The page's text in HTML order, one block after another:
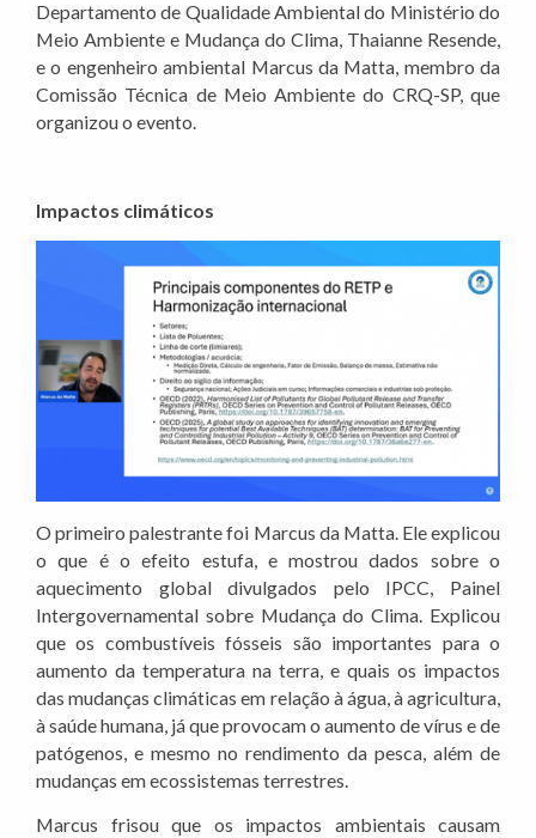
Departamento de Qualidade Ambiental do Ministério do
Meio Ambiente e Mudança do Clima, Thaianne Resende,
e o engenheiro ambiental Marcus da Matta, membro da
Comissão Técnica de Meio Ambiente do CRQ-SP, que
organizou o evento.
Impactos climáticos
O primeiro palestrante foi Marcus da Matta. Ele explicou
o que é o efeito estufa, e mostrou dados sobre o
aquecimento global divulgados pelo IPCC, Painel
Intergovernamental sobre Mudança do Clima. Explicou
que os combustíveis fósseis são importantes para o
aumento da temperatura na terra, e quais os impactos
das mudanças climáticas em relação à água, à agricultura,
à saúde humana, já que provocam o aumento de vírus e de
patógenos, e mesmo no rendimento da pesca, além de
mudanças em ecossistemas terrestres.
Marcus frisou que os impactos ambientais causam